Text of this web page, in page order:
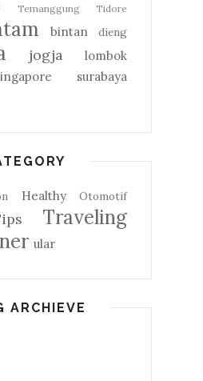
Temanggung Tidore
bintan dieng
jogja
lombok
surabaya
Healthy Otomotif
Traveling
ular
ARCHIEVE